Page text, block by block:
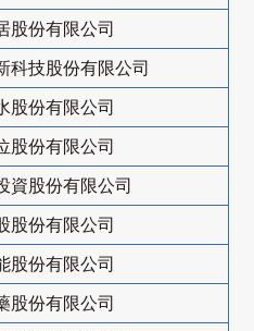
股份有限公司
科技股份有限公司
股份有限公司
股份有限公司
資股份有限公司
股份有限公司
股份有限公司
股份有限公司